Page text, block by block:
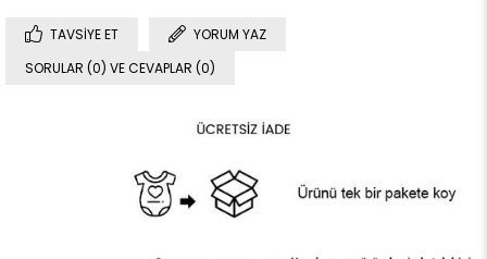
TAVSIYE ET
YORUM YAZ
SORULAR (0) VE CEVAPLAR (0)